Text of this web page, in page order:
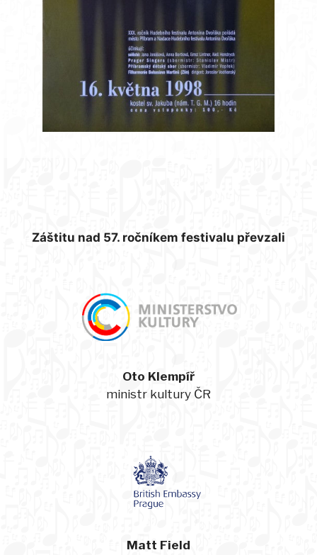
Záštitu nad 57. ročníkem festivalu převzali
Oto Klempíř
ministr kultury ČR
Matt Field